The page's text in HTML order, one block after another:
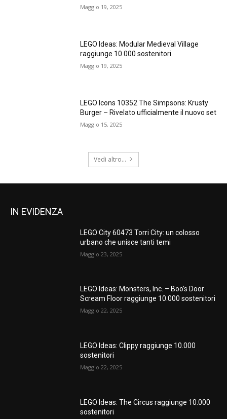
Maggio 19, 2025
LEGO Ideas: Modular Medieval Village
raggiunge 10.000 sostenitori
Maggio 19, 2025
LEGO Icons 10352 The Simpsons: Krusty
Burger – Rivelato ufficialmente il nuovo set
Maggio 15, 2025
Vedi altro...
IN EVIDENZA
LEGO City 60473 Torri City: un colosso
urbano che unisce tanti temi
Maggio 23, 2025
LEGO Ideas: Monsters, Inc. – Boo’s Door
Scream Floor raggiunge 10.000 sostenitori
Maggio 22, 2025
LEGO Ideas: Clippy raggiunge 10.000
sostenitori
Maggio 22, 2025
LEGO Ideas: The Circus raggiunge 10.000
sostenitori